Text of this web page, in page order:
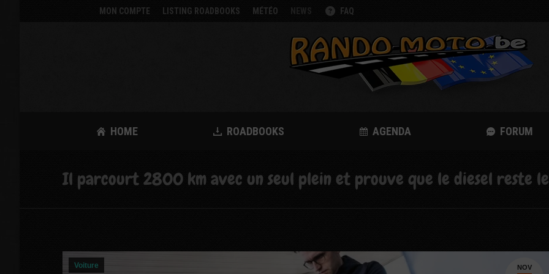
MON COMPTE LISTING ROADBOOKS MÉTÉO NEWS FAQ
HOME ROADBOOKS AGENDA FORUM
Il parcourt 2800 km avec un seul plein et prouve que le diesel reste le
NOV
Voiture